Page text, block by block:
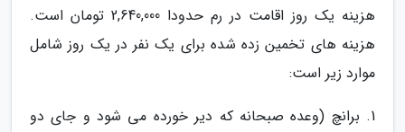
هزینه یک روز اقامت در رم حدودا 2,640,000 تومان است.
هزینه های تخمین زده شده برای یک نفر در یک روز شامل
موارد زیر است:
1. برانچ (وعده صبحانه که دیر خورده می شود و جای دو